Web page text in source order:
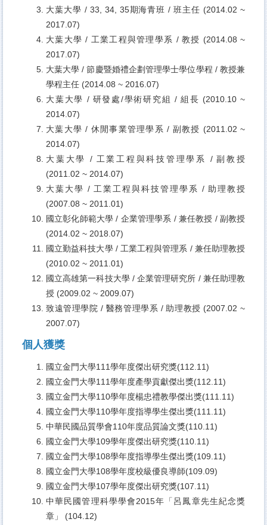
大葉大學 / 33, 34, 35期海青班 / 班主任 (2014.02 ~
2017.07)
大葉大學 / 工業工程與管理學系 / 教授 (2014.08 ~
2017.07)
大葉大學 / 節慶暨婚禮企劃管理學士學位學程 / 教授兼
學程主任 (2014.08 ~ 2016.07)
大葉大學 / 研發處/學術研究組 / 組長 (2010.10 ~
2014.07)
大葉大學 / 休閒事業管理學系 / 副教授 (2011.02 ~
2014.07)
大葉大學 / 工業工程與科技管理學系 / 副教授
(2011.02 ~ 2014.07)
大葉大學 / 工業工程與科技管理學系 / 助理教授
(2007.08 ~ 2011.01)
國立彰化師範大學 / 企業管理學系 / 兼任教授 / 副教授
(2014.02 ~ 2018.07)
國立勤益科技大學 / 工業工程與管理系 / 兼任助理教授
(2010.02 ~ 2011.01)
國立高雄第一科技大學 / 企業管理研究所 / 兼任助理教
授 (2009.02 ~ 2009.07)
致遠管理學院 / 醫務管理學系 / 助理教授 (2007.02 ~
2007.07)
個人獲獎
國立金門大學111學年度傑出研究獎(112.11)
國立金門大學111學年度產學貢獻傑出獎(112.11)
國立金門大學110學年度楊忠禮教學傑出獎(111.11)
國立金門大學110學年度指導學生傑出獎(111.11)
中華民國品質學會110年度品質論文獎(110.11)
國立金門大學109學年度傑出研究獎(110.11)
國立金門大學108學年度指導學生傑出獎(109.11)
國立金門大學108學年度校級優良導師(109.09)
國立金門大學107學年度傑出研究獎(107.11)
中華民國管理科學學會2015年「呂鳳章先生紀念獎
章」 (104.12)